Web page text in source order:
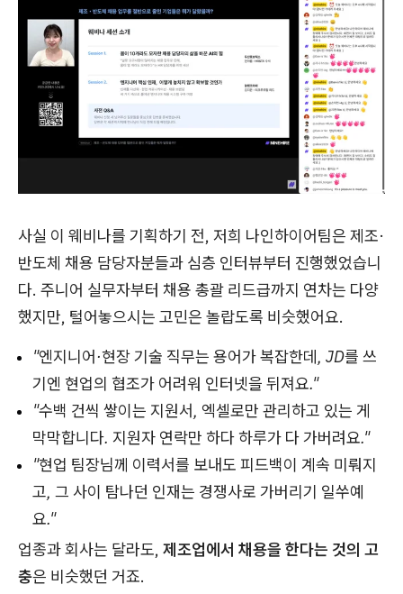
사실 이 웨비나를 기획하기 전, 저희 나인하이어팀은 제조·
반도체 채용 담당자분들과 심층 인터뷰부터 진행했었습니
다. 주니어 실무자부터 채용 총괄 리드급까지 연차는 다양
했지만, 털어놓으시는 고민은 놀랍도록 비슷했어요.
"엔지니어·현장 기술 직무는 용어가 복잡한데, JD를 쓰
기엔 현업의 협조가 어려워 인터넷을 뒤져요."
"수백 건씩 쌓이는 지원서, 엑셀로만 관리하고 있는 게
막막합니다. 지원자 연락만 하다 하루가 다 가버려요."
"현업 팀장님께 이력서를 보내도 피드백이 계속 미뤄지
고, 그 사이 탐나던 인재는 경쟁사로 가버리기 일쑤예
요."
업종과 회사는 달라도, 제조업에서 채용을 한다는 것의 고
충은 비슷했던 거죠.